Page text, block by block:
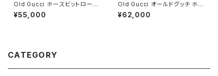
Old Gucci ホースビットローフ
ァー 36C Brown Suede
¥55,000
Old Gucci オールドグッチ ホー
スビットローファー 8.5D DB ラ
バー
¥62,000
CATEGORY